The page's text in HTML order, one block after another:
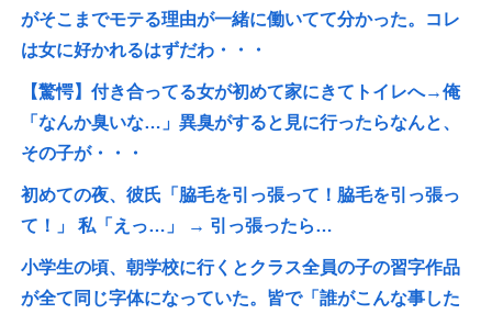
がそこまでモテる理由が一緒に働いてて分かった。コレ
は女に好かれるはずだわ・・・
【驚愕】付き合ってる女が初めて家にきてトイレへ→俺
「なんか臭いな…」異臭がすると見に行ったらなんと、
その子が・・・
初めての夜、彼氏「脇毛を引っ張って！脇毛を引っ張っ
て！」 私「えっ…」 → 引っ張ったら…
小学生の頃、朝学校に行くとクラス全員の子の習字作品
が全て同じ字体になっていた。皆で「誰がこんな事した